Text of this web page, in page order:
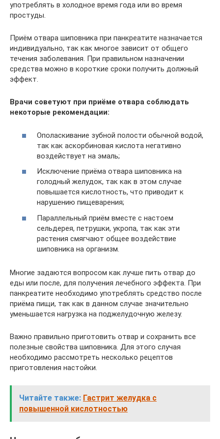
употреблять в холодное время года или во время
простуды.
Приём отвара шиповника при панкреатите назначается
индивидуально, так как многое зависит от общего
течения заболевания. При правильном назначении
средства можно в короткие сроки получить должный
эффект.
Врачи советуют при приёме отвара соблюдать
некоторые рекомендации:
Ополаскивание зубной полости обычной водой,
так как аскорбиновая кислота негативно
воздействует на эмаль;
Исключение приёма отвара шиповника на
голодный желудок, так как в этом случае
повышается кислотность, что приводит к
нарушению пищеварения;
Параллельный приём вместе с настоем
сельдерея, петрушки, укропа, так как эти
растения смягчают общее воздействие
шиповника на организм.
Многие задаются вопросом как лучше пить отвар до
еды или после, для получения лечебного эффекта. При
панкреатите необходимо употреблять средство после
приёма пищи, так как в данном случае значительно
уменьшается нагрузка на поджелудочную железу.
Важно правильно приготовить отвар и сохранить все
полезные свойства шиповника. Для этого случая
необходимо рассмотреть несколько рецептов
приготовления настойки.
Читайте также: Гастрит желудка с
повышенной кислотностью